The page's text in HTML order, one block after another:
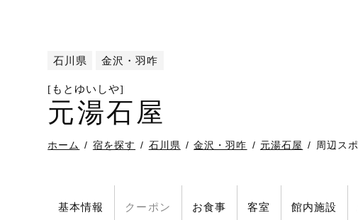
石川県 金沢・羽咋
[もとゆいしや]
元湯石屋
ホーム 宿を探す 石川県 金沢・羽咋 元湯石屋 周辺ス
基本情報 クーポン お食事 客室 館内施設